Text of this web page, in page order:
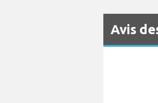
Avis